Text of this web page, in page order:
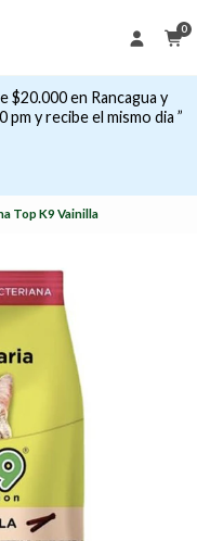
0
en Rancagua y
y recibe el mismo dia ”
Top K9 Vainilla